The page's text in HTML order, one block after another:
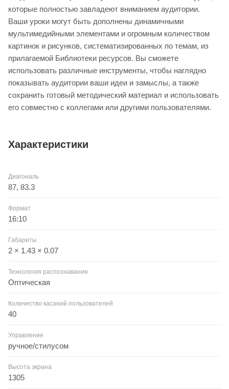
которые полностью завладеют вниманием аудитории.
Ваши уроки могут быть дополнены динамичными
мультимедийными элементами и огромным количеством
картинок и рисунков, систематизированных по темам, из
прилагаемой Библиотеки ресурсов. Вы сможете
использовать различные инструменты, чтобы наглядно
показывать аудитории ваши идеи и замыслы, а также
сохранить готовый методический материал и использовать
его совместно с коллегами или другими пользователями.
Характеристики
Диагональ
87, 83.3
Формат
16:10
Габариты
2 × 1.43 × 0.07
Технология распознавания
Оптическая
Количество касаний пользователей
40
Управление
ручное/стилусом
Высота экрана
1305